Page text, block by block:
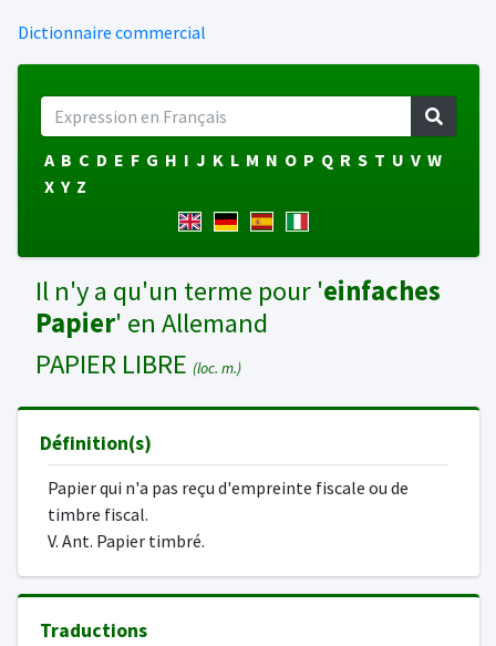
Dictionnaire commercial
A B C D E F G H I J K L M N O P Q R S T U V W
X Y Z
Il n'y a qu'un terme pour 'einfaches
Papier' en Allemand
PAPIER LIBRE (loc. m.)
Définition(s)
Papier qui n'a pas reçu d'empreinte fiscale ou de
timbre fiscal.
V. Ant. Papier timbré.
Traductions